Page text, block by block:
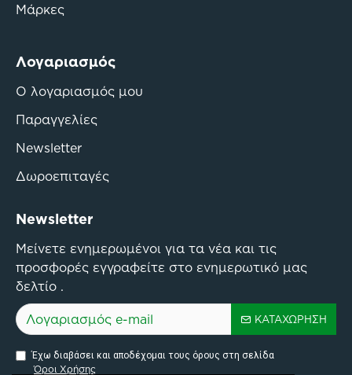
Μάρκες
Λογαριασμός
Ο λογαριασμός μου
Παραγγελίες
Newsletter
Δωροεπιταγές
Newsletter
Μείνετε ενημερωμένοι για τα νέα και τις
προσφορές εγγραφείτε στο ενημερωτικό μας
δελτίο .
ΚΑΤΑΧΏΡΗΣΗ
Έχω διαβάσει και αποδέχομαι τους όρους στη σελίδα
Όροι Χρήσης